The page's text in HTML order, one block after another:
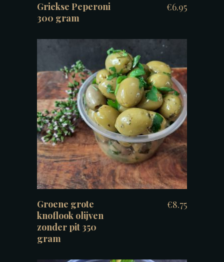
Griekse Peperoni
300 gram
€6.95
TOEVOEGEN AAN WINKELWAGEN
Groene grote
knoflook olijven
zonder pit 350
gram
€8.75